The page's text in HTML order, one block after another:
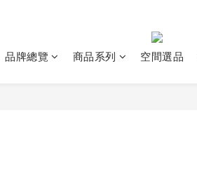
品牌總覽 商品系列 空間選品